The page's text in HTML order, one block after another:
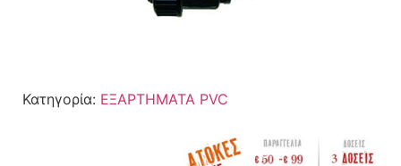
Κατηγορία: ΕΞΑΡΤΗΜΑΤΑ PVC